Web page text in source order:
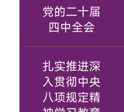
党的二十届
四中全会
扎实推进深
入贯彻中央
八项规定精